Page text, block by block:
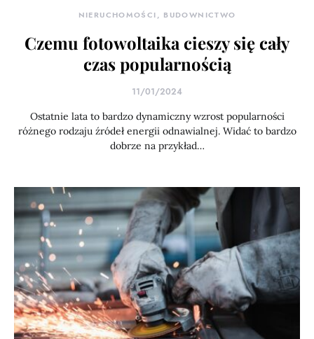
NIERUCHOMOŚCI, BUDOWNICTWO
Czemu fotowoltaika cieszy się cały
czas popularnością
11/01/2024
Ostatnie lata to bardzo dynamiczny wzrost popularności
różnego rodzaju źródeł energii odnawialnej. Widać to bardzo
dobrze na przykład…